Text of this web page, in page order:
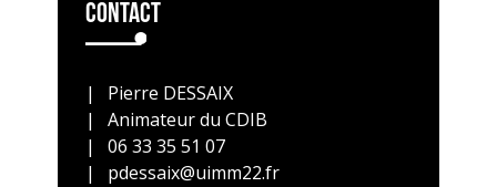
Contact
Pierre DESSAIX
Animateur du CDIB
06 33 35 51 07
pdessaix@uimm22.fr